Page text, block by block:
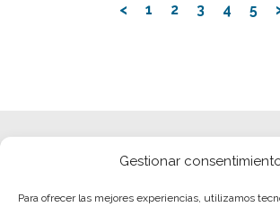
Gestionar
Para ofrecer las mejores experiencias, utilizamos
< 1 2 3 4 5